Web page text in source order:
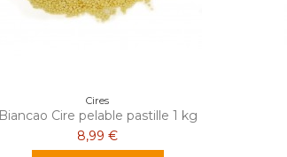
Cires
Biancao Cire pelable pastille 1 kg
8,99 €